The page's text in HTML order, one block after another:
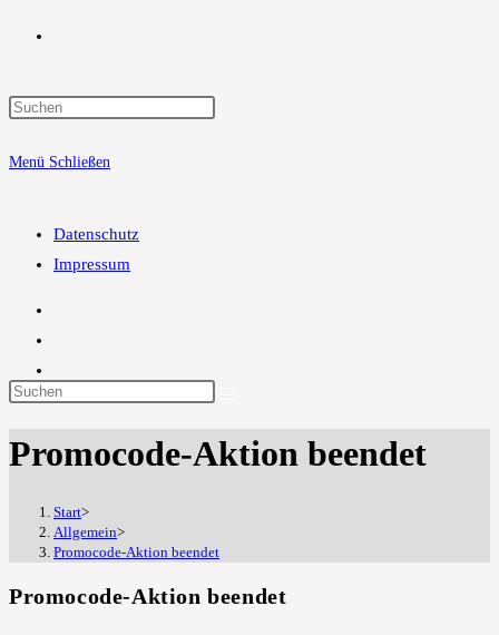
Suche
Menü Schließen
Datenschutz
Impressum
Diese
durchsuchen
Promocode-Aktion beendet
Start>
Allgemein>
Promocode-Aktion beendet
Promocode-Aktion beendet